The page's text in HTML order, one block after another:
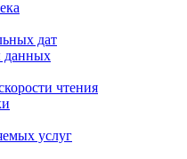
дат
данных
чтения
услуг